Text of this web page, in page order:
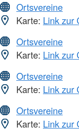
Ortsvereine
Karte: Link zur
Ortsvereine
Karte: Link zur
Ortsvereine
Karte: Link zur
Ortsvereine
Karte: Link zur